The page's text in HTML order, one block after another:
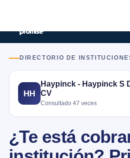
DIRECTORIO DE
HH
Haypinck - Haypinck S
CV
Consultado 47 veces
¿Te está